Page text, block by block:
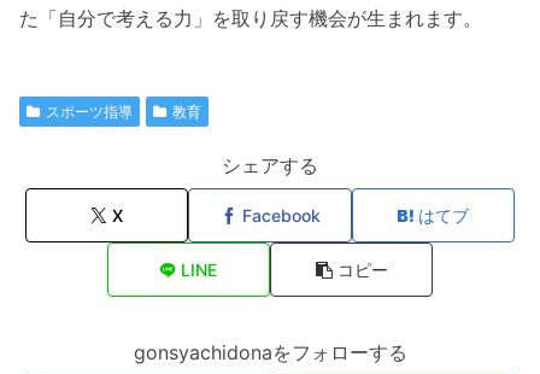
た「自分で考える力」を取り戻す機会が生まれます。
スポーツ指導 教育
シェアする
X Facebook はてブ
LINE コピー
gonsyachidonaをフォローする